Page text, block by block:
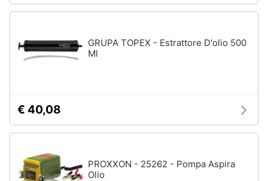
Clima
Arredo
Giardinaggio
Salute
igiene
GRUPA TOPEX - Estrattore D'olio 500
Ml
€ 40,08
PROXXON - 25262 - Pompa Aspira
Olio